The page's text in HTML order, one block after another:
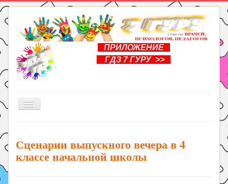
ПРИЛОЖЕНИЕ
ГДЗ 7 ГУРУ >>
Включить/
Книги
Рукоделие
Сценарии выпускного вечера в 4
классе начальной школы